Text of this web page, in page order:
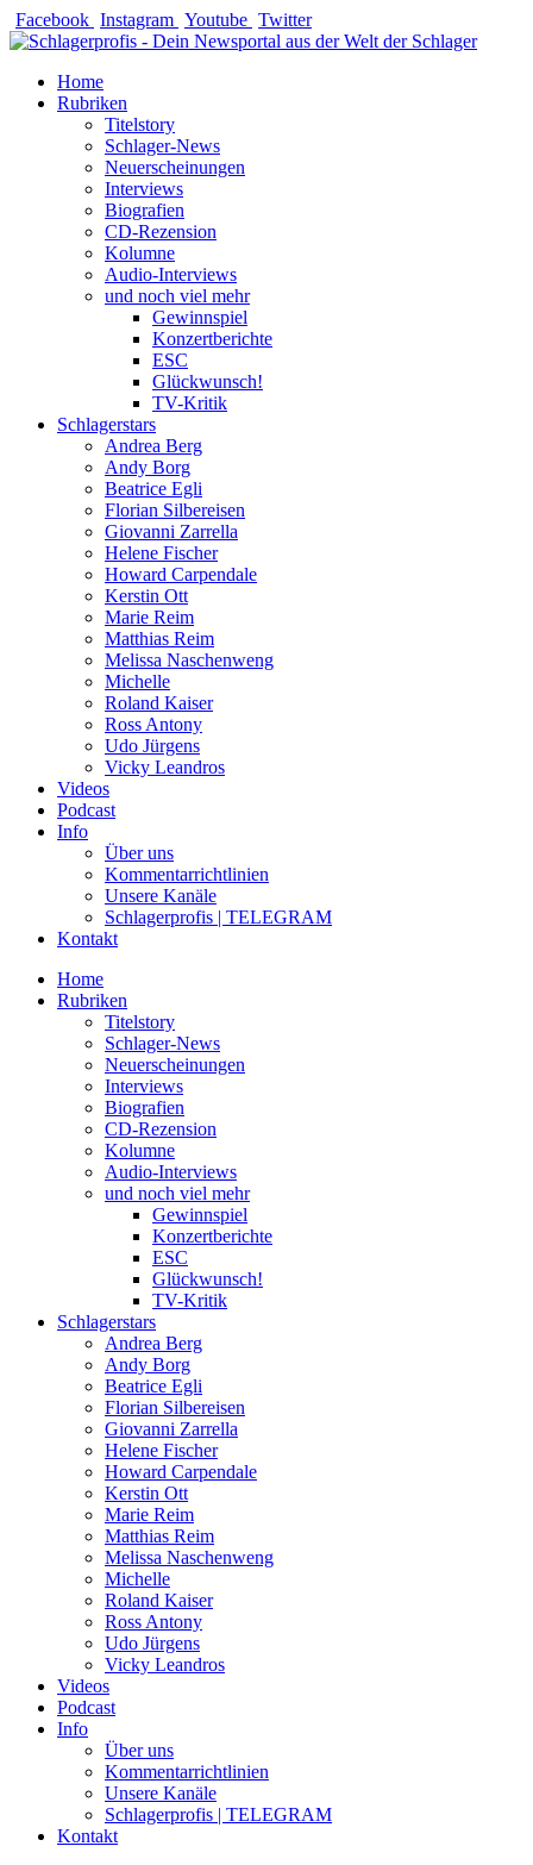
Zum
Inhalt
Facebook Instagram Youtube Twitter
Home
Rubriken
Titelstory
Schlager-News
Neuerscheinungen
Interviews
Biografien
CD-Rezension
Kolumne
Audio-Interviews
und noch viel mehr
Gewinnspiel
Konzertberichte
ESC
Glückwunsch!
TV-Kritik
Schlagerstars
Andrea Berg
Andy Borg
Beatrice Egli
Florian Silbereisen
Giovanni Zarrella
Helene Fischer
Howard Carpendale
Kerstin Ott
Marie Reim
Matthias Reim
Melissa Naschenweng
Michelle
Roland Kaiser
Ross Antony
Udo Jürgens
Vicky Leandros
Videos
Podcast
Info
Über uns
Kommentarrichtlinien
Unsere Kanäle
Schlagerprofis | TELEGRAM
Kontakt
Home
Rubriken
Titelstory
Schlager-News
Neuerscheinungen
Interviews
Biografien
CD-Rezension
Kolumne
Audio-Interviews
und noch viel mehr
Gewinnspiel
Konzertberichte
ESC
Glückwunsch!
TV-Kritik
Schlagerstars
Andrea Berg
Andy Borg
Beatrice Egli
Florian Silbereisen
Giovanni Zarrella
Helene Fischer
Howard Carpendale
Kerstin Ott
Marie Reim
Matthias Reim
Melissa Naschenweng
Michelle
Roland Kaiser
Ross Antony
Udo Jürgens
Vicky Leandros
Videos
Podcast
Info
Über uns
Kommentarrichtlinien
Unsere Kanäle
Schlagerprofis | TELEGRAM
Kontakt